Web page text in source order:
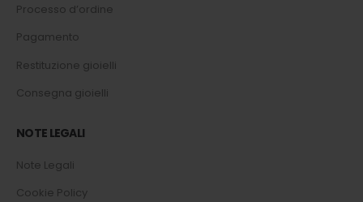
Processo d’ordine
Pagamento
Restituzione gioielli
Consegna gioielli
NOTE LEGALI
Note Legali
Cookie Policy